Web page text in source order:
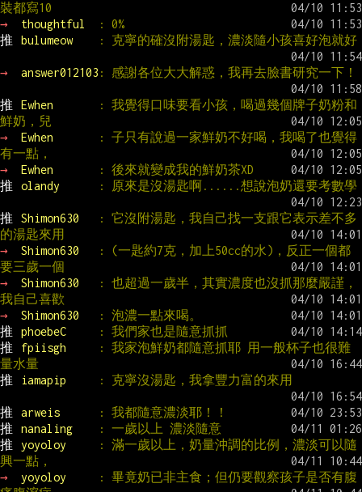
裝都寫10
→
thoughtful
: 0%
推
bulumeow : 克寧的確沒附湯匙，濃淡隨小孩喜好泡就好
→ answer012103 : 感謝各位大大解惑，我再去臉書研究一下！
推 Ewhen
: 我覺得口味要看小孩，喝過幾個牌子奶粉和
鮮奶，兒
→
Ewhen
: 子只有說過一家鮮奶不好喝，我喝了也覺得
有一點，
→
Ewhen
: 後來就變成我的鮮奶茶XD
推
olandy : 原來是沒湯匙啊......想說泡奶還要考數學
推 Shimon630
: 它沒附湯匙，我自己找一支跟它表示差不多
的湯匙來用
→
Shimon630
: (一匙約7克，加上50cc的水)，反正一個都
要三歲一個
→
Shimon630
: 也超過一歲半，其實濃度也沒抓那麼嚴謹，
我自己喜歡
→
Shimon630
: 泡濃一點來喝。
推
phoebeC
: 我們家也是隨意抓抓
推
fpiisgh
: 我家泡鮮奶都隨意抓耶 用一般杯子也很難
量水量
推
iamapip : 克寧沒湯匙，我拿豐力富的來用
推 arweis
: 我都隨意濃淡耶！！
推
nanaling
: 一歲以上 濃淡隨意
推
yoyoloy
: 滿一歲以上，奶量沖調的比例，濃淡可以隨
興一點，
→
yoyoloy
: 畢竟奶已非主食；但仍要觀察孩子是否有腹